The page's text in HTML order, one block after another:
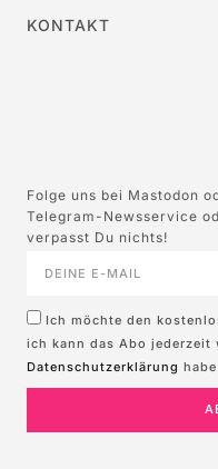
KONTAKT
Folge uns bei Mastodon
Telegram-Newsservice
verpasst Du nichts!
Ich möchte den
ich kann das Abo jederzeit
Datenschutzerklärung